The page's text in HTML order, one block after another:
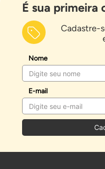
É sua primeira
Cadastre-
Nome
E-mail